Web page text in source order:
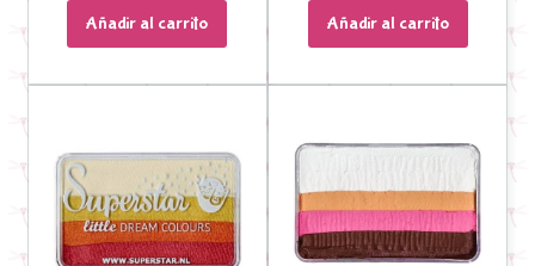
Añadir al carrito Añadir al carrito